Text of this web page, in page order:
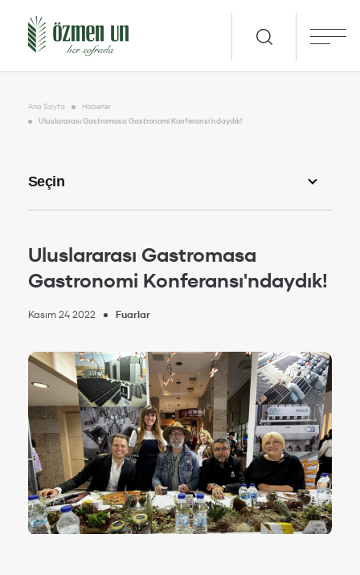
Ana Sayfa Haberler
Uluslararası Gastromasa Gastronomi Konferansı'ndaydık!
Uluslararası Gastromasa
Gastronomi Konferansı'ndaydık!
Kasım 24 2022 Fuarlar